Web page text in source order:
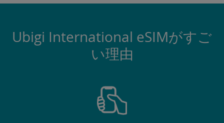
Ubigi International eSIMがすご
い理由